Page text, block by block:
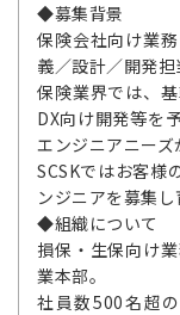
◆募集背景
保険会社向け業
義／設計／開発担
保険業界では、
DX向け開発等を
エンジニアニーズ
SCSKではお客様
ンジニアを募集し
◆組織について
損保・生保向け
業本部。
社員数500名超